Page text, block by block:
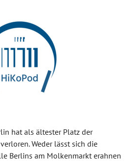
hat als ältester Platz der
Weder lässt sich die
Berlins am Molkenmarkt erahnen